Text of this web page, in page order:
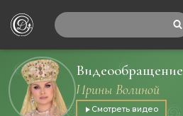
Видеообращение
Ирины Волиной
Смотреть видео